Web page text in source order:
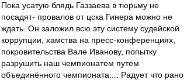
Пока усатую блядь Газзаева в тюрьму не
посадят- провалов от цска Гинера можно не
ждать. Он заложил всю эту систему судейской
коррупции, хамства на пресс-конференциях,
покровительства Вале Иванову, попытку
разрушить наш чемпионатем путём
объединённого чемпионата.... Радует что рано